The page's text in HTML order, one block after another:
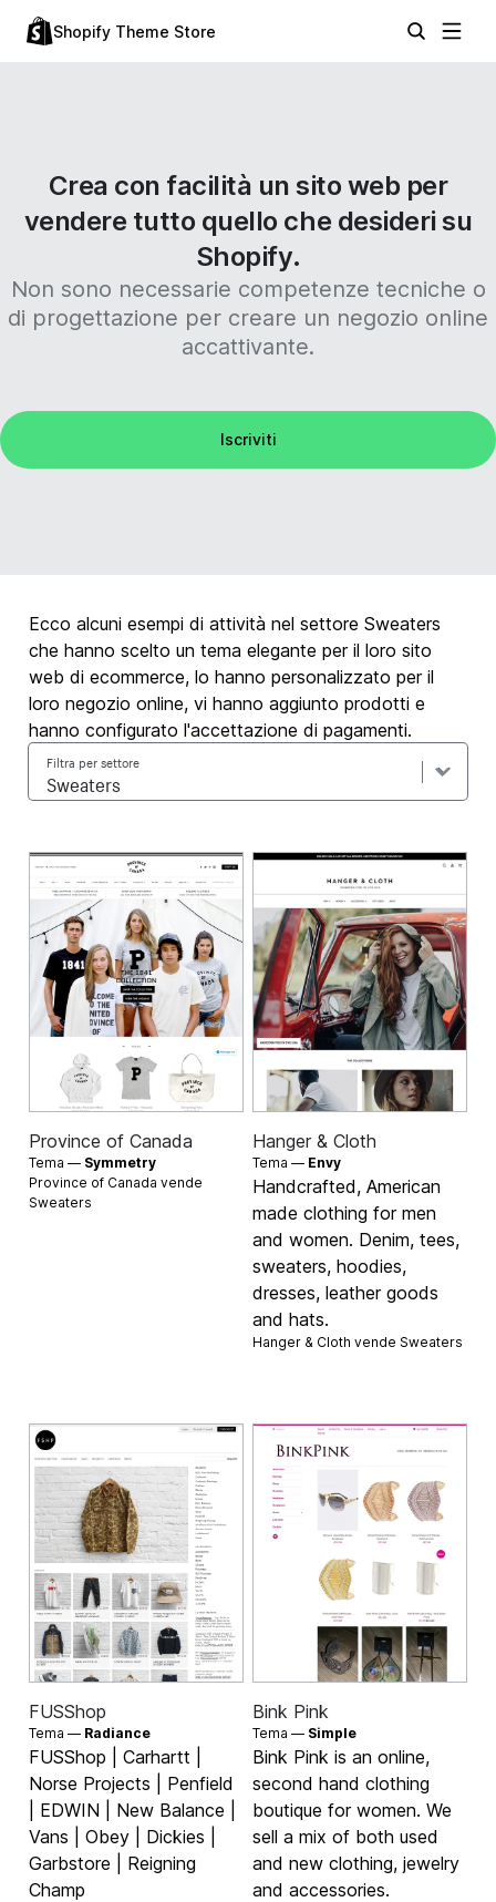
Shopify Theme Store
Crea con facilità un sito web per
vendere tutto quello che desideri su
Shopify.
Non sono necessarie competenze tecniche o
di progettazione per creare un negozio online
accattivante.
Iscriviti
Ecco alcuni esempi di attività nel settore Sweaters
che hanno scelto un tema elegante per il loro sito
web di ecommerce, lo hanno personalizzato per il
loro negozio online, vi hanno aggiunto prodotti e
hanno configurato l'accettazione di pagamenti.
Filtra per settore
Province of Canada
Tema — Symmetry
Province of Canada vende
Sweaters
Hanger & Cloth
Tema — Envy
Handcrafted, American
made clothing for men
and women. Denim, tees,
sweaters, hoodies,
dresses, leather goods
and hats.
Hanger & Cloth vende Sweaters
FUSShop
Tema — Radiance
FUSShop | Carhartt |
Norse Projects | Penfield
| EDWIN | New Balance |
Vans | Obey | Dickies |
Garbstore | Reigning
Champ
Bink Pink
Tema — Simple
Bink Pink is an online,
second hand clothing
boutique for women. We
sell a mix of both used
and new clothing, jewelry
and accessories.